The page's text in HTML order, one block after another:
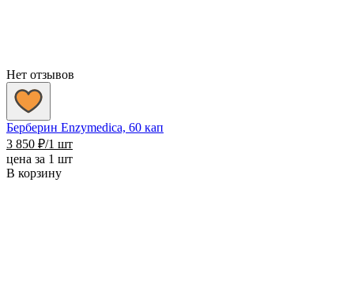
Нет отзывов
Берберин Enzymedica, 60 кап
3 850 ₽/1 шт
цена за 1 шт
В корзину